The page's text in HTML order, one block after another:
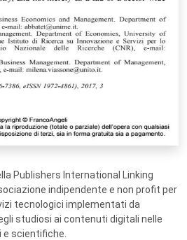
Publishers International Linking
indipendente e non profit per
tecnologici implementati da
studiosi ai contenuti digitali nelle
scientifiche.